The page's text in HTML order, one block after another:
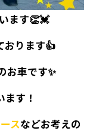
ます👏💓
おります👍
お車です✨
す！
スなどお考えの